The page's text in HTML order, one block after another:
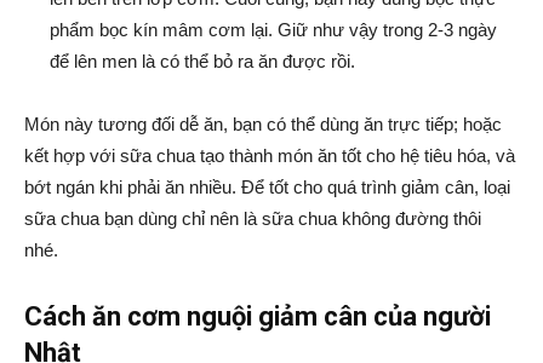
phẩm bọc kín mâm cơm lại. Giữ như vậy trong 2-3 ngày
để lên men là có thể bỏ ra ăn được rồi.
Món này tương đối dễ ăn, bạn có thể dùng ăn trực tiếp; hoặc
kết hợp với sữa chua tạo thành món ăn tốt cho hệ tiêu hóa, và
bớt ngán khi phải ăn nhiều. Để tốt cho quá trình giảm cân, loại
sữa chua bạn dùng chỉ nên là sữa chua không đường thôi
nhé.
Cách ăn cơm nguội giảm cân của người
Nhật